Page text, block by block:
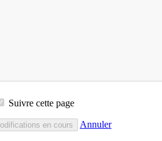
Suivre cette page
Annuler